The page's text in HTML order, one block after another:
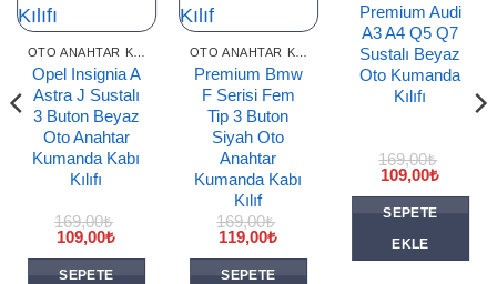
Opel Insignia A
Astra J Sustalı
3 Buton Beyaz
Oto Anahtar
Kumanda Kabı
Kılıfı
169,00₺
Orijinal
fiyat:
169,00₺.
109,00₺Şu
SEPETE
Premium Bmw
F Serisi Fem
Tip 3 Buton
Siyah Oto
Anahtar
Kumanda Kabı
Kılıf
169,00₺
Orijinal
fiyat:
169,00₺.
119,00₺Şu
SEPETE
Premium Audi
A3 A4 Q5 Q7
Sustalı Beyaz
Oto Kumanda
Kılıfı
169,00₺
Orijinal
fiyat:
169,00₺.
109,00₺Şu
SEPETE
EKLE